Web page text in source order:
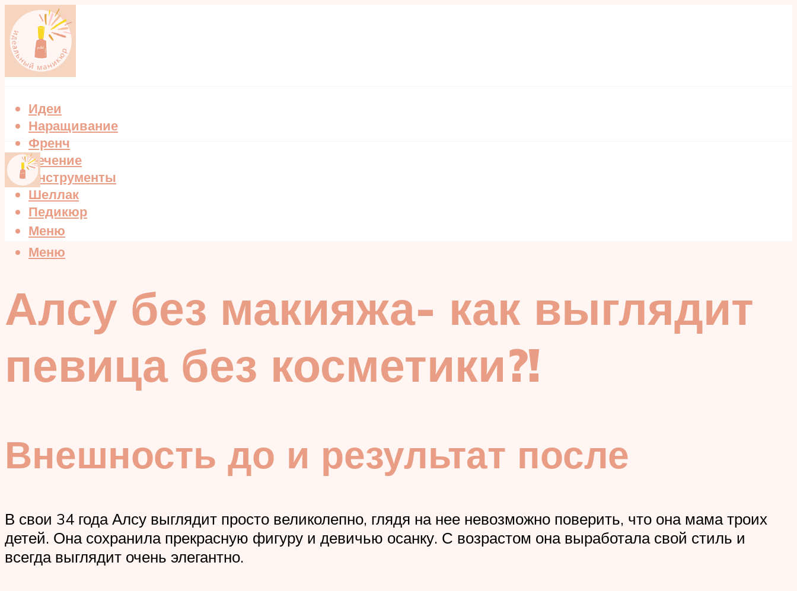
Идеи
Наращивание
Френч
Лечение
Инструменты
Шеллак
Педикюр
Меню
Меню
Алсу без макияжа- как выглядит
певица без косметики?!
Внешность до и результат после
В свои 34 года Алсу выглядит просто великолепно, глядя на нее невозможно поверить, что она мама троих
детей. Она сохранила прекрасную фигуру и девичью осанку. С возрастом она выработала свой стиль и
всегда выглядит очень элегантно.